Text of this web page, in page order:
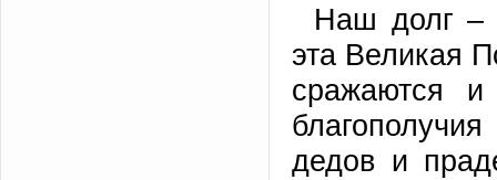
Наш долг –
эта Великая
сражаются
дедов и